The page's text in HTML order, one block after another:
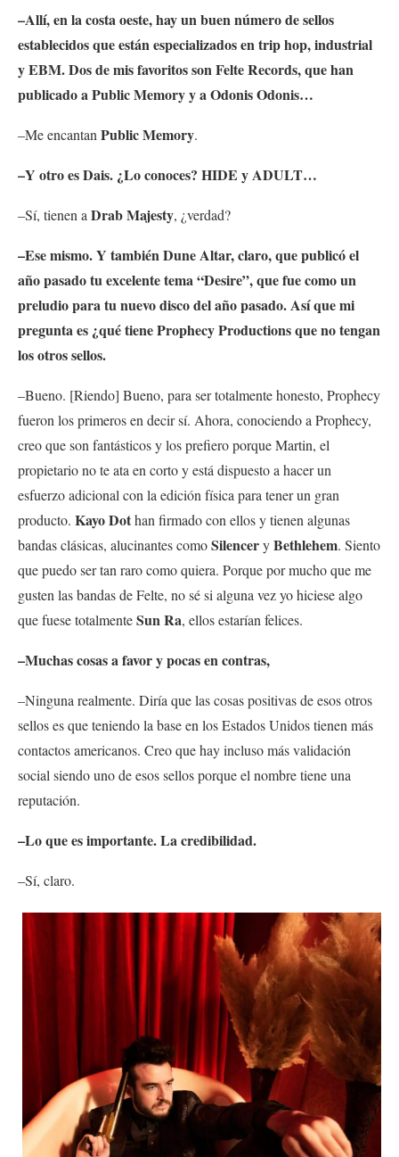
–Allí, en la costa oeste, hay un buen número de sellos
establecidos que están especializados en trip hop, industrial
y EBM. Dos de mis favoritos son Felte Records, que han
publicado a Public Memory y a Odonis Odonis…
–Me encantan Public Memory.
–Y otro es Dais. ¿Lo conoces? HIDE y ADULT…
–Sí, tienen a Drab Majesty, ¿verdad?
–Ese mismo. Y también Dune Altar, claro, que publicó el
año pasado tu excelente tema “Desire”, que fue como un
preludio para tu nuevo disco del año pasado. Así que mi
pregunta es ¿qué tiene Prophecy Productions que no tengan
los otros sellos.
–Bueno. [Riendo] Bueno, para ser totalmente honesto, Prophecy
fueron los primeros en decir sí. Ahora, conociendo a Prophecy,
creo que son fantásticos y los prefiero porque Martin, el
propietario no te ata en corto y está dispuesto a hacer un
esfuerzo adicional con la edición física para tener un gran
producto. Kayo Dothan firmado con ellos y tienen algunas
bandas clásicas, alucinantes comoSilenceryBethlehem. Siento
que puedo ser tan raro como quiera. Porque por mucho que me
gusten las bandas de Felte, no sé si alguna vez yo hiciese algo
que fuese totalmenteSun Ra, ellos estarían felices.
–Muchas cosas a favor y pocas en contras,
–Ninguna realmente. Diría que las cosas positivas de esos otros
sellos es que teniendo la base en los Estados Unidos tienen más
contactos americanos. Creo que hay incluso más validación
social siendo uno de esos sellos porque el nombre tiene una
reputación.
–Lo que es importante. La credibilidad.
–Sí, claro.